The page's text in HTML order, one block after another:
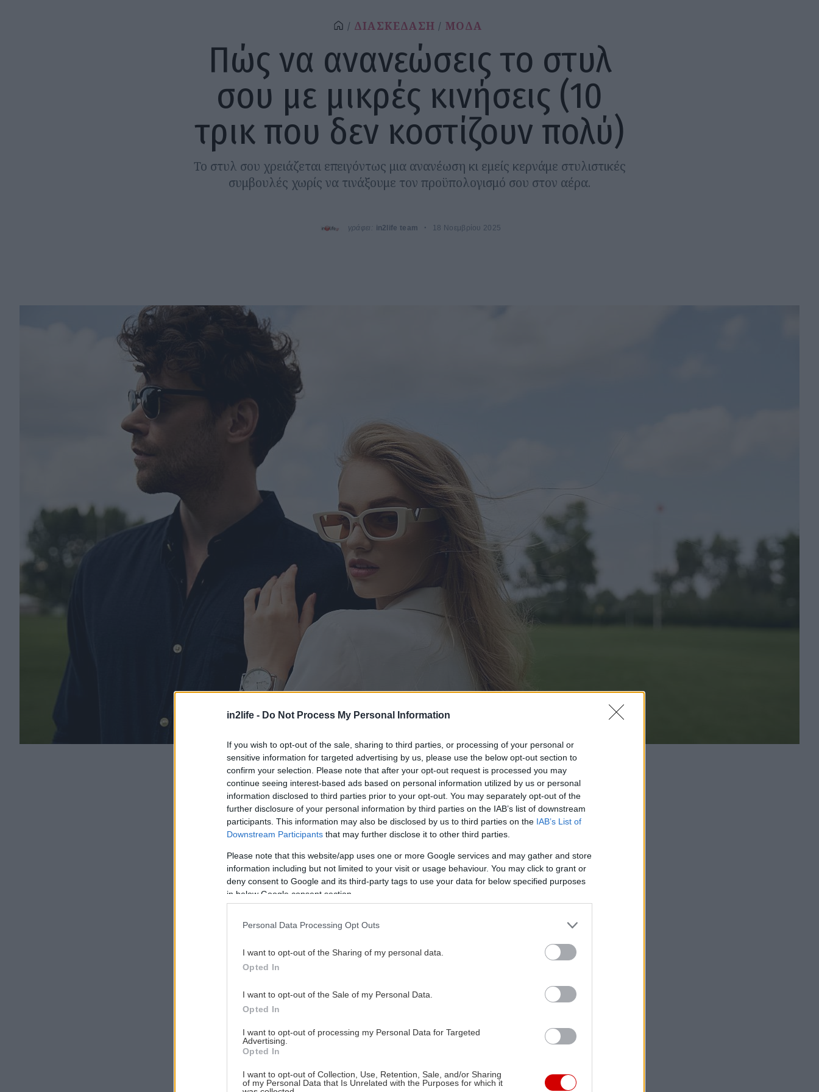
in2life - Do Not Process My Personal Information
If you wish to opt-out of the sale, sharing to third parties, or processing of your personal or
sensitive information for targeted advertising by us, please use the below opt-out section to
confirm your selection. Please note that after your opt-out request is processed you may
continue seeing interest-based ads based on personal information utilized by us or personal
information disclosed to third parties prior to your opt-out. You may separately opt-out of the
further disclosure of your personal information by third parties on the IAB’s list of downstream
participants. This information may also be disclosed by us to third parties on the IAB’s List of
Downstream Participants that may further disclose it to other third parties.
Please note that this website/app uses one or more Google services and may gather and store
information including but not limited to your visit or usage behaviour. You may click to grant or
deny consent to Google and its third-party tags to use your data for below specified purposes
in below Google consent section.
Personal Data Processing Opt Outs
I want to opt-out of the Sharing of my personal data.
Opted In
I want to opt-out of the Sale of my Personal Data.
Opted In
I want to opt-out of processing my Personal Data for Targeted
Advertising.
Opted In
I want to opt-out of Collection, Use, Retention, Sale, and/or Sharing
of my Personal Data that Is Unrelated with the Purposes for which it
ΔΙΑΣΚΕΔΑΣΗ ΜΟΔΑ
Πώς να ανανεώσεις το στυλ
σου με μικρές κινήσεις (10
τρικ που δεν κοστίζουν πολύ)
Το στυλ σου χρειάζεται επειγόντως μια ανανέωση κι εμείς κερνάμε στυλιστικές
συμβουλές χωρίς να τινάξουμε τον προϋπολογισμό σου στον αέρα.
γράφει: in2life team 18 Νοεμβρίου 2025